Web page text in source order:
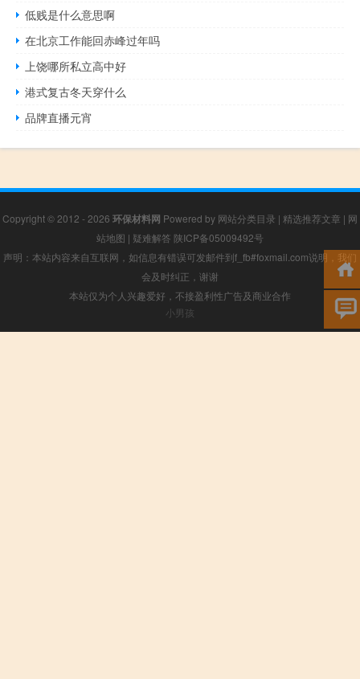
低贱是什么意思啊
在北京工作能回赤峰过年吗
上饶哪所私立高中好
港式复古冬天穿什么
品牌直播元宵
Copyright © 2012 - 2026 环保材料网 Powered by 网站分类目录 | 精选推荐文章 | 网
站地图 | 疑难解答 陕ICP备05009492号
声明：本站内容来自互联网，如信息有错误可发邮件到f_fb#foxmail.com说明，我们
会及时纠正，谢谢
本站仅为个人兴趣爱好，不接盈利性广告及商业合作
小男孩